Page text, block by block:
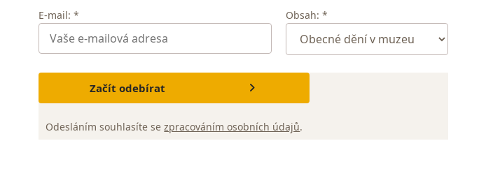
E-mail: * Obsah: *
Začít odebírat
Odesláním souhlasíte sezpracováním osobních údajů.